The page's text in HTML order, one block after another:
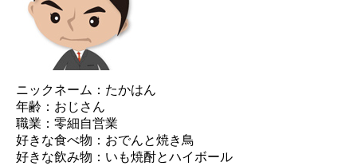
ニックネーム：たかはん
年齢：おじさん
職業：零細自営業
好きな食べ物：おでんと焼き鳥
好きな飲み物：いも焼酎とハイボール